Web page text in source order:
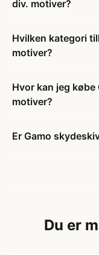
div. motiver?
Hvilken kategori
motiver?
Hvor kan jeg købe
motiver?
Er Gamo
Du er